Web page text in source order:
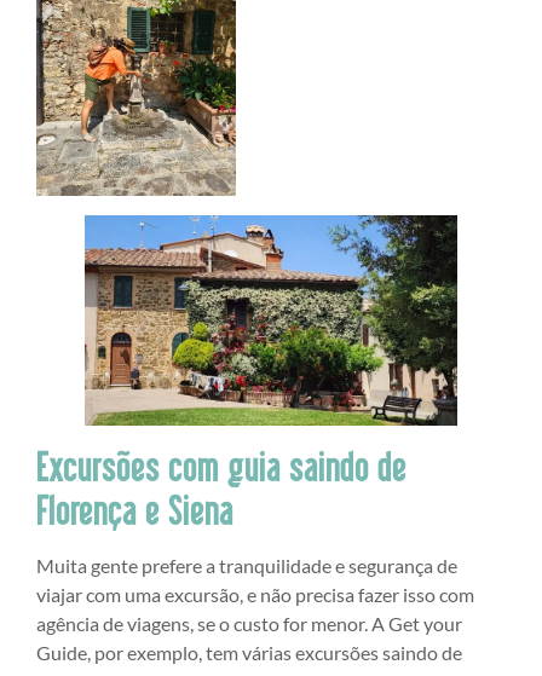
Excursões com guia saindo de
Florença e Siena
Muita gente prefere a tranquilidade e segurança de
viajar com uma excursão, e não precisa fazer isso com
agência de viagens, se o custo for menor. A Get your
Guide, por exemplo, tem várias excursões saindo de